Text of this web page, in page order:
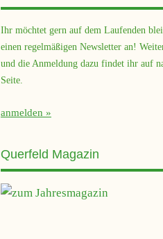
Ihr möchtet gern auf dem Laufenden
einen regelmäßigen Newsletter an!
und die Anmeldung dazu findet ihr auf
Seite.
anmelden
Querfeld Magazin